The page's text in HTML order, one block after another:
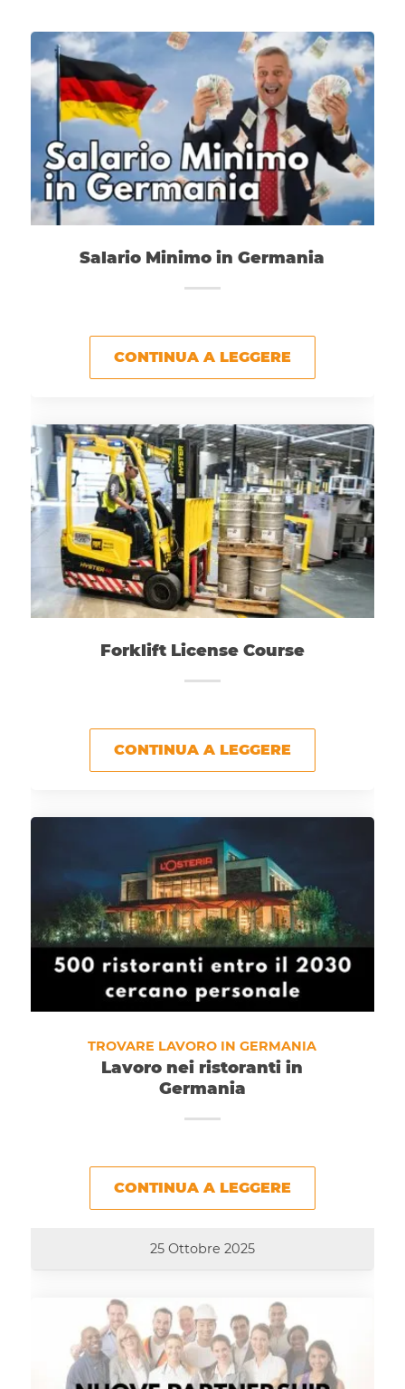
Salario Minimo in Germania
CONTINUA A LEGGERE
Forklift License Course
CONTINUA A LEGGERE
TROVARE LAVORO IN GERMANIA
Lavoro nei ristoranti in
Germania
CONTINUA A LEGGERE
25 Ottobre 2025